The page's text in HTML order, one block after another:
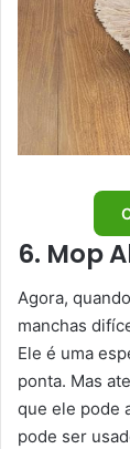
6. Mop
Agora,
manchas
Ele é uma
ponta. Mas
que ele pode
pode ser